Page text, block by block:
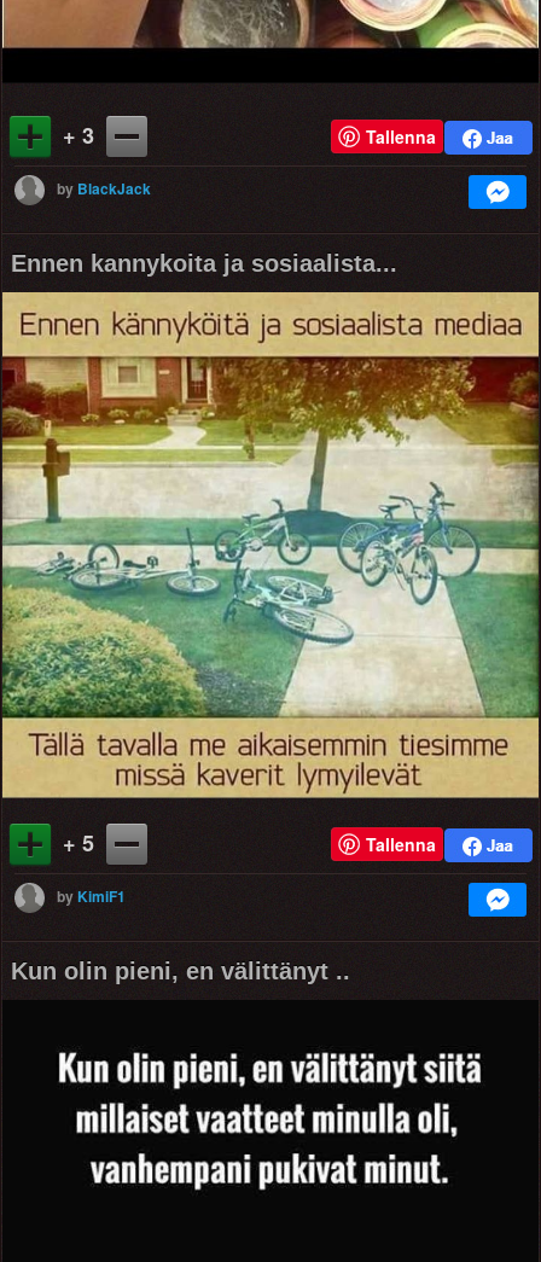
+ 3 Tallenna
by BlackJack
Ennen kannykoita ja sosiaalista...
+ 5 Tallenna
byKimiF1
Kun olin pieni, en välittänyt ..